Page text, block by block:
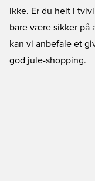
ikke. Er du helt i
bare være sikker på
kan vi anbefale et
god jule-shopping.